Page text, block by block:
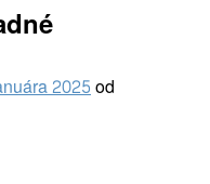
2025od